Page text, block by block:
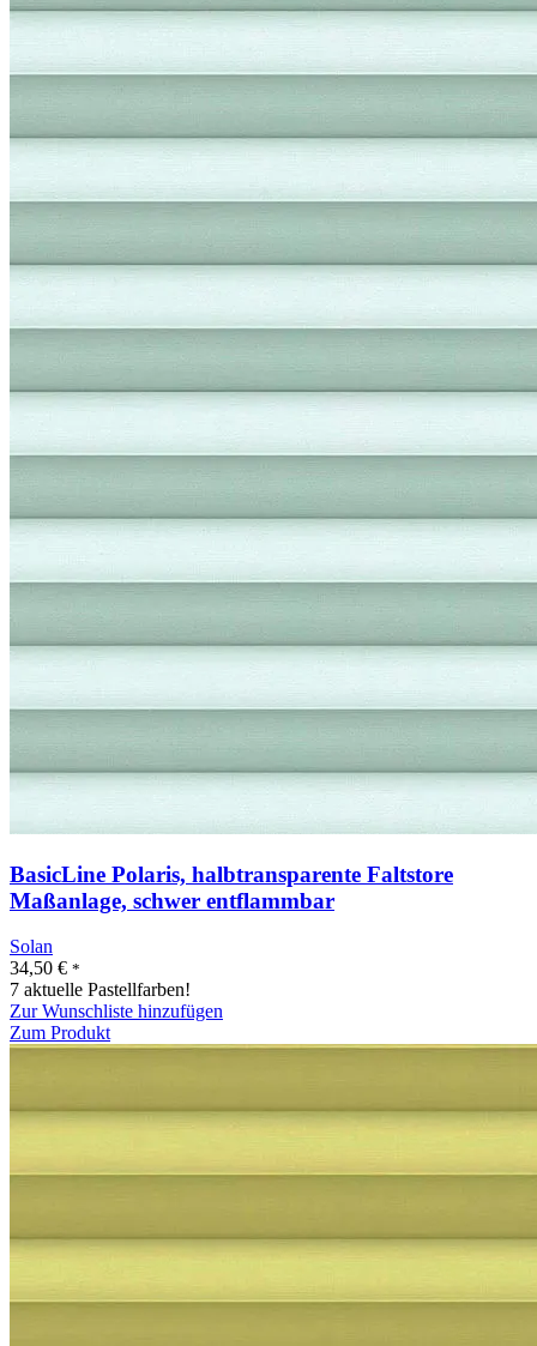
BasicLine Polaris, halbtransparente Faltstore
Maßanlage, schwer entflammbar
Solan
34,50 € *
7 aktuelle Pastellfarben!
Zur Wunschliste hinzufügen
Zum Produkt